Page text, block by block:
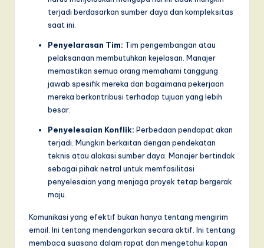
terjadi berdasarkan sumber daya dan kompleksitas
saat ini.
Penyelarasan Tim: Tim pengembangan atau
pelaksanaan membutuhkan kejelasan. Manajer
memastikan semua orang memahami tanggung
jawab spesifik mereka dan bagaimana pekerjaan
mereka berkontribusi terhadap tujuan yang lebih
besar.
Penyelesaian Konflik: Perbedaan pendapat akan
terjadi. Mungkin berkaitan dengan pendekatan
teknis atau alokasi sumber daya. Manajer bertindak
sebagai pihak netral untuk memfasilitasi
penyelesaian yang menjaga proyek tetap bergerak
maju.
Komunikasi yang efektif bukan hanya tentang mengirim
email. Ini tentang mendengarkan secara aktif. Ini tentang
membaca suasana dalam rapat dan mengetahui kapan